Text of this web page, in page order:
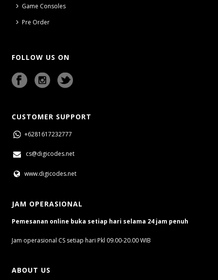
Game Consoles
Pre Order
FOLLOW US ON
CUSTOMER SUPPORT
+6281617232777
cs@digicodes.net
www.digicodes.net
JAM OPERASIONAL
Pemesanan online buka setiap hari selama 24 jam penuh
Jam operasional CS setiap hari Pkl 09.00-20.00 WIB
ABOUT US